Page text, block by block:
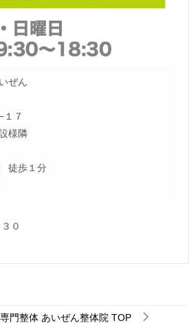
ぜん
１７
様隣
徒歩１分
０
門整体 あいぜん整体院 TOP